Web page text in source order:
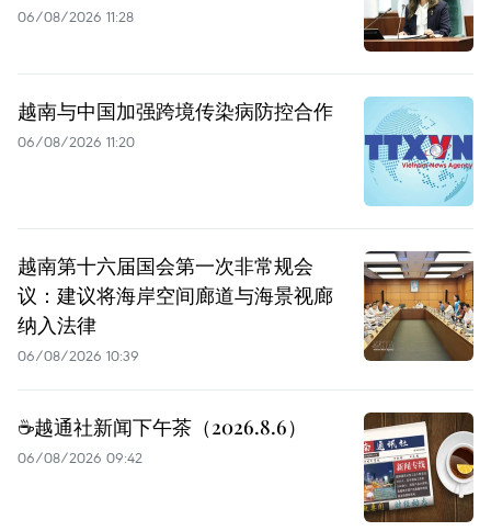
06/08/2026 11:28
越南与中国加强跨境传染病防控合作
06/08/2026 11:20
越南第十六届国会第一次非常规会
议：建议将海岸空间廊道与海景视廊
纳入法律
06/08/2026 10:39
☕️越通社新闻下午茶（2026.8.6）
06/08/2026 09:42